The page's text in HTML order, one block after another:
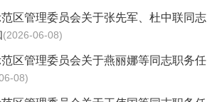
区管理委员会关于张先军、杜中联同志
2026-06-08
区管理委员会关于燕丽娜等同志职务任
08